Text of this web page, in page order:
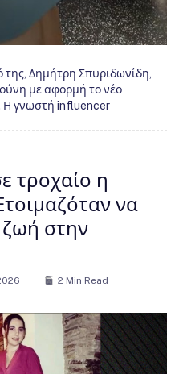
Δημήτρη Σπυριδωνίδη,
με αφορμή το νέο
Η γνωστή influencer
τροχαίο η
να
ζωή στην
2 Min Read